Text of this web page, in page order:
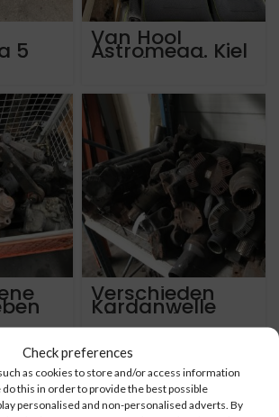
Check preferences
as cookies to store and/or access information
this in order to provide the best possible
personalised and non-personalised adverts. By
5 Van Hool
Astromega. Kiel
Sitze komplett
Gurte usw
&
Verschieden
Kardanwelle
alle Marken,
Typen & Längen